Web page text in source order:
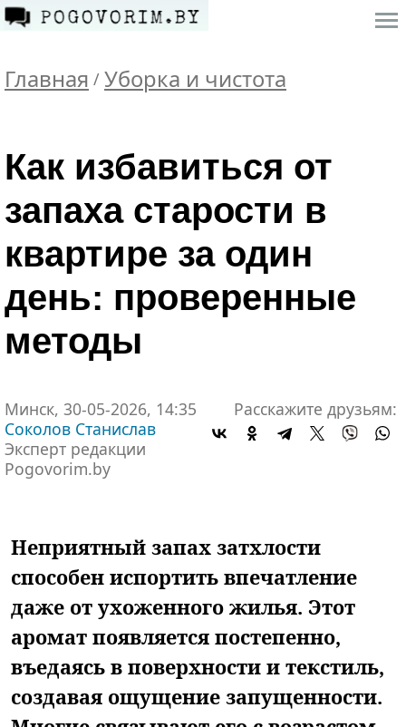
Главная / Уборка и чистота
Как избавиться от
запаха старости в
квартире за один
день: проверенные
методы
Минск, 30-05-2026, 14:35
Соколов Станислав
Эксперт редакции
Pogovorim.by
Расскажите друзьям:
Неприятный запах затхлости
способен испортить впечатление
даже от ухоженного жилья. Этот
аромат появляется постепенно,
въедаясь в поверхности и текстиль,
создавая ощущение запущенности.